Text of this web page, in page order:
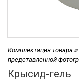
Комплектация товара
представленной
Крысид-гель